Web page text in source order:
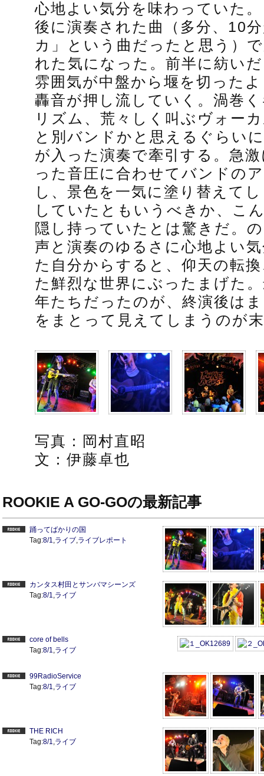
心地よい気分を味わっていた
後に演奏された曲（多分、10
カ」という曲だったと思う）
れた気になった。前半に紡い
雰囲気が中盤から堰を切った
轟音が押し流していく。渦巻
リズム、荒々しく叫ぶヴォー
と別バンドかと思えるぐらい
が入った演奏で牽引する。急
った音圧に合わせてバンドの
し、景色を一気に塗り替えて
していたともいうべきか、こ
隠し持っていたとは驚きだ。
声と演奏のゆるさに心地よい
た自分からすると、仰天の転
た鮮烈な世界にぶったまげた
年たちだったのが、終演後は
をまとって見えてしまうのが
写真：岡村直昭
文：伊藤卓也
ROOKIE A GO-GOの最新記事
踊ってばかりの国
Tag:8/1,ライブ,ライブレポート
カンタス村田とサンバマシーンズ
Tag:8/1,ライブ
core of bells
Tag:8/1,ライブ
99RadioService
Tag:8/1,ライブ
THE RICH
Tag:8/1,ライブ